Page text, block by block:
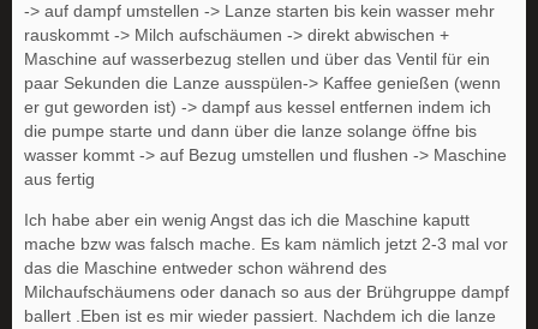
-> auf dampf umstellen -> Lanze starten bis kein wasser mehr
rauskommt -> Milch aufschäumen -> direkt abwischen +
Maschine auf wasserbezug stellen und über das Ventil für ein
paar Sekunden die Lanze ausspülen-> Kaffee genießen (wenn
er gut geworden ist) -> dampf aus kessel entfernen indem ich
die pumpe starte und dann über die lanze solange öffne bis
wasser kommt -> auf Bezug umstellen und flushen -> Maschine
aus fertig
Ich habe aber ein wenig Angst das ich die Maschine kaputt
mache bzw was falsch mache. Es kam nämlich jetzt 2-3 mal vor
das die Maschine entweder schon während des
Milchaufschäumens oder danach so aus der Brühgruppe dampf
ballert .Eben ist es mir wieder passiert. Nachdem ich die lanze